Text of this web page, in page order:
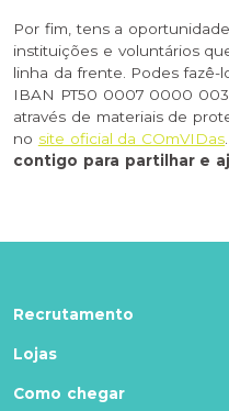
Por fim, tens a
instituições e voluntários
linha da frente. Podes fazê-
IBAN PT50 0007 0000
através de materiais de
no site oficial da COmVIDas.
contigo para partilhar e
Recrutamento
Lojas
Como chegar